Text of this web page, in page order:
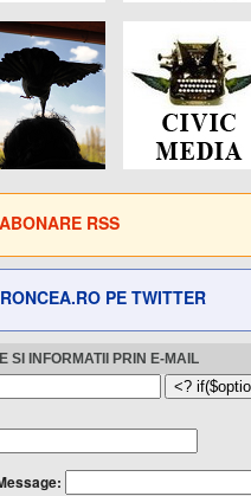
ABONARE RSS
RONCEA.RO PE TWITTER
SI INFORMATII PRIN E-MAIL